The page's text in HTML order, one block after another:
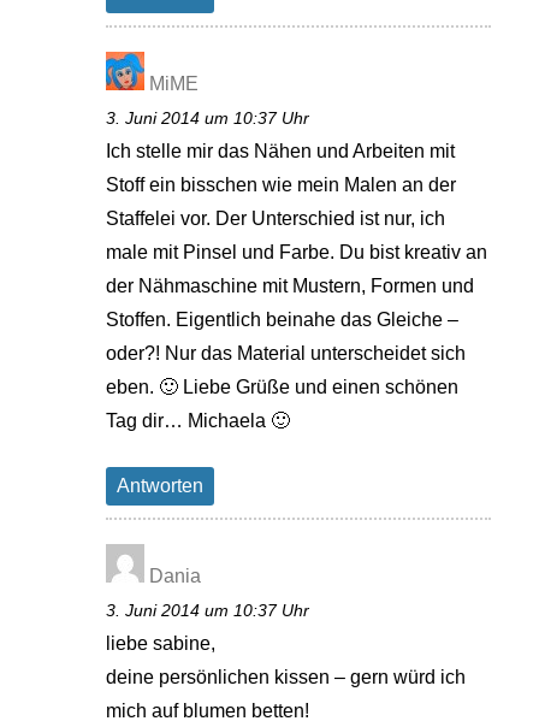
MiME
3. Juni 2014 um 10:37 Uhr
Ich stelle mir das Nähen und Arbeiten mit
Stoff ein bisschen wie mein Malen an der
Staffelei vor. Der Unterschied ist nur, ich
male mit Pinsel und Farbe. Du bist kreativ an
der Nähmaschine mit Mustern, Formen und
Stoffen. Eigentlich beinahe das Gleiche –
oder?! Nur das Material unterscheidet sich
eben. 🙂 Liebe Grüße und einen schönen
Tag dir… Michaela 🙂
Antworten
Dania
3. Juni 2014 um 10:37 Uhr
liebe sabine,
deine persönlichen kissen – gern würd ich
mich auf blumen betten!